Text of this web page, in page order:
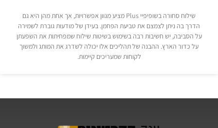
שילוח סחורה בשופיפיי Plus מציע מגוון אפשרויות, אך אחת מהן היא גם
הדרך בה ניתן לצמצם את טביעת הפחמן. בעידן של מודעות גוברת לשמירה
על הסביבה, יש חשיבות רבה בשימוש בשיטות שילוח שמפחיתות את השפעתן
על כדור הארץ. ההבנה של תהליכים אלו יכולה לשדרג את המותג ולמשוך
לקוחות שמעריכים קיימות.